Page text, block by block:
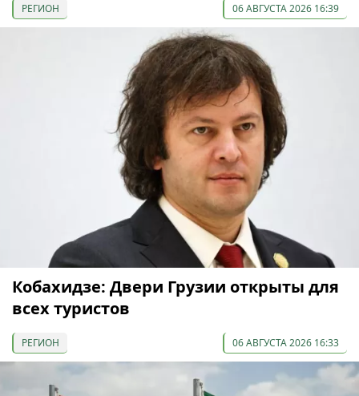
РЕГИОН 06 АВГУСТА 2026 16:39
Кобахидзе: Двери Грузии открыты для
всех туристов
РЕГИОН 06 АВГУСТА 2026 16:33